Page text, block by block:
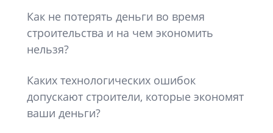
Как не потерять деньги во время
строительства и на чем экономить
нельзя?
Каких технологических ошибок
допускают строители, которые экономят
ваши деньги?